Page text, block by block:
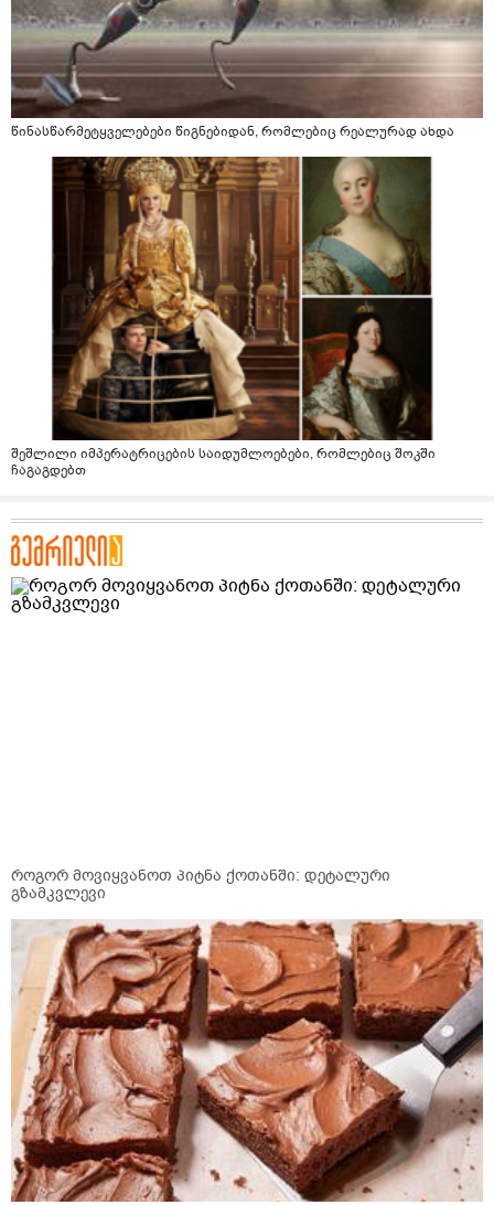
წინასწარმეტყველებები წიგნებიდან, რომლებიც რეალურად ახდა
შეშლილი იმპერატრიცების საიდუმლოებები, რომლებიც შოკში
ჩაგაგდებთ
როგორ მოვიყვანოთ პიტნა ქოთანში: დეტალური
გზამკვლევი